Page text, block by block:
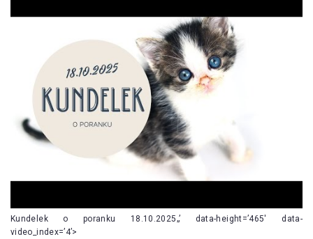
Kundelek o poranku 18.10.2025„’ data-height=’465′ data-
video_index=’4’>